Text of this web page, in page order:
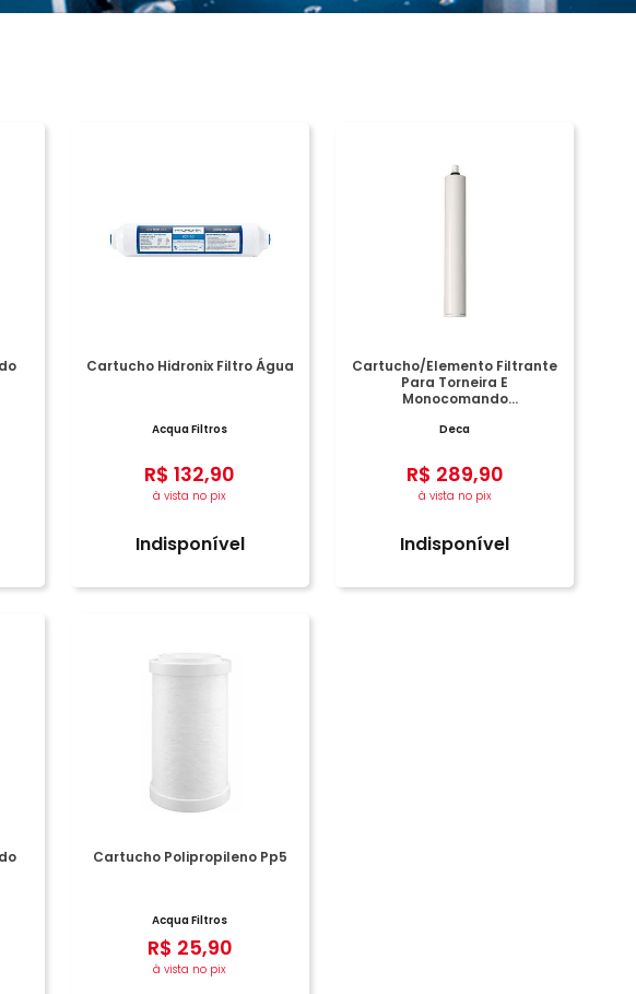
Cartucho Hidronix Filtro Água
Acqua Filtros
R$ 132,90
à vista no pix
Indisponível
Cartucho/Elemento Filtrante
Para Torneira E
Monocomando
Deca
R$ 289,90
à vista no pix
Indisponível
Cartucho Polipropileno Pp5
Acqua Filtros
R$ 25,90
à vista no pix